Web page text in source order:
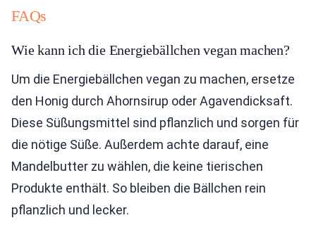
FAQs
Wie kann ich die Energiebällchen vegan machen?
Um die Energiebällchen vegan zu machen, ersetze
den Honig durch Ahornsirup oder Agavendicksaft.
Diese Süßungsmittel sind pflanzlich und sorgen für
die nötige Süße. Außerdem achte darauf, eine
Mandelbutter zu wählen, die keine tierischen
Produkte enthält. So bleiben die Bällchen rein
pflanzlich und lecker.